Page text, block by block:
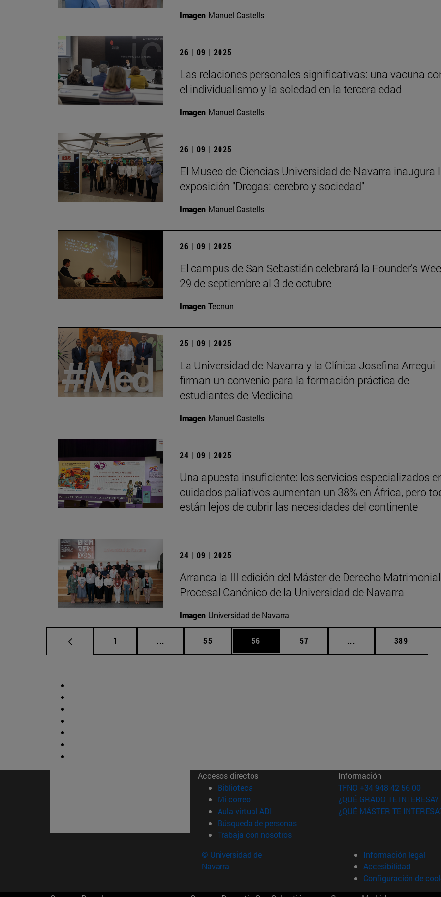
Imagen Manuel Castells
26 | 09 | 2025
Las relaciones personales significativas: una vacuna
el individualismo y la soledad en la tercera edad
Imagen Manuel Castells
26 | 09 | 2025
El Museo de Ciencias Universidad de Navarra inaugura
exposición "Drogas: cerebro y sociedad"
Imagen Manuel Castells
26 | 09 | 2025
El campus de San Sebastián celebrará la Founder's
29 de septiembre al 3 de octubre
Imagen Tecnun
25 | 09 | 2025
La Universidad de Navarra y la Clínica Josefina Arregui
firman un convenio para la formación práctica de
estudiantes de Medicina
Imagen Manuel Castells
24 | 09 | 2025
Una apuesta insuficiente: los servicios especializados
cuidados paliativos aumentan un 38% en África, pero
están lejos de cubrir las necesidades del continente
24 | 09 | 2025
Arranca la III edición del Máster de Derecho
Procesal Canónico de la Universidad de Navarra
Imagen Universidad de Navarra
Página
1 ... Páginas intermedias Use TAB para desplazarse.
Página
55 Página
56 Página
57 ... Páginas intermedias
Página
389
Accesos directos
Biblioteca (abre en nueva ventana)
Mi correo(abre en nueva ventana)
Aula virtual ADI (abre en nueva ventana)
Búsqueda de personas(abre en nueva ventana)
Trabaja con nosotros(abre en nueva ventana)
Información
TFNO +34 948 42 56 00
¿QUÉ GRADO TE INTERESA?
¿QUÉ MÁSTER TE
© Universidad de
Navarra
Información legal
Accesibilidad
Configuración de